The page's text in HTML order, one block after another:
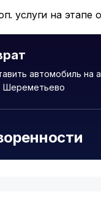
услуги на этапе
автомобиль на
Шереметьево